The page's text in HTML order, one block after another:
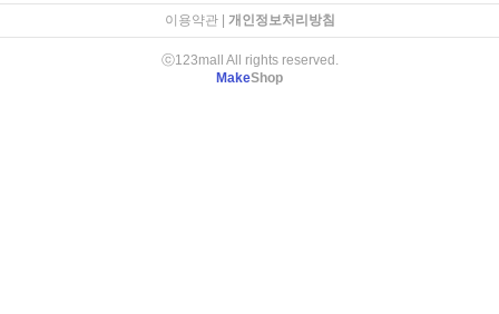
이용약관| 개인정보처리방침
ⓒ123mall All rights reserved.
MakeShop